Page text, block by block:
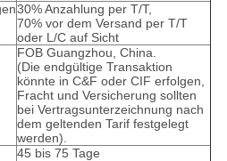
30% Anzahlung per T/T,
70% vor dem Versand per T/T
oder L/C auf Sicht
FOB Guangzhou, China.
(Die endgültige Transaktion
könnte in C&F oder CIF erfolgen,
Fracht und Versicherung sollten
bei Vertragsunterzeichnung nach
dem geltenden Tarif festgelegt
werden).
45 bis 75 Tage